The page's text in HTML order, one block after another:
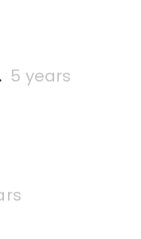
5 years